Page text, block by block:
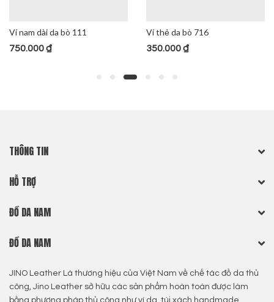
Ví nam dài da bò 111
750.000₫
Ví thẻ da bò 716
350.000₫
THÔNG TIN
HỖ TRỢ
ĐỒ DA NAM
ĐỒ DA NAM
JINO Leather Là thương hiệu của Việt Nam về chế tác đồ da thủ
công, Jino Leather sở hữu các sản phẩm hoàn toàn được làm
bằng phương pháp thủ công như ví da, túi xách handmade